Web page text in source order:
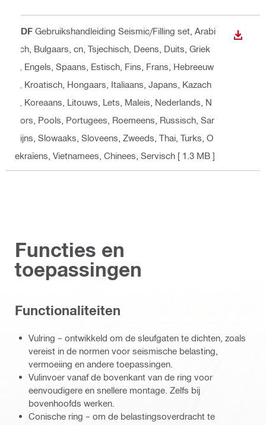
PDF Gebruikshandleiding Seismic/Filling set , Arabi
sch, Bulgaars, cn, Tsjechisch, Deens, Duits, Griek
s, Engels, Spaans, Estisch, Fins, Frans, Hebreeuw
s, Kroatisch, Hongaars, Italiaans, Japans, Kazach
s, Koreaans, Litouws, Lets, Maleis, Nederlands, N
oors, Pools, Portugees, Roemeens, Russisch, Sar
dijns, Slowaaks, Sloveens, Zweeds, Thai, Turks, O
ekraïens, Vietnamees, Chinees, Servisch [ 1.3 MB ]
Functies en
toepassingen
Functionaliteiten
Vulring – ontwikkeld om de sleufgaten te dichten, zoals
vereist in de normen voor seismische belasting,
vermoeiing en andere toepassingen.
Vulinvoer vanaf de bovenkant van de ring voor
eenvoudigere en snellere montage. Zelfs bij
bovenhoofds werken.
Conische ring – om de belastingsoverdracht te